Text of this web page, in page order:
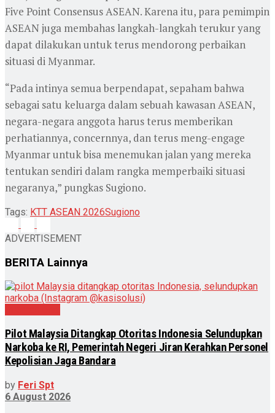
Five Point Consensus ASEAN. Karena itu, para pemimpin
ASEAN juga membahas langkah-langkah terukur yang
dapat dilakukan untuk terus mendorong perbaikan
situasi di Myanmar.
“Pada intinya semua berpendapat, sepaham bahwa
sebagai satu keluarga dalam sebuah kawasan ASEAN,
negara-negara anggota harus terus memberikan
perhatiannya, concernnya, dan terus meng-engage
Myanmar untuk bisa menemukan jalan yang mereka
tentukan sendiri dalam rangka memperbaiki situasi
negaranya,” pungkas Sugiono.
Tags: KTT ASEAN 2026Sugiono
ADVERTISEMENT
BERITA Lainnya
Pilot Malaysia Ditangkap Otoritas Indonesia Selundupkan
Narkoba ke RI, Pemerintah Negeri Jiran Kerahkan Personel
Kepolisian Jaga Bandara
by Feri Spt
6 August 2026